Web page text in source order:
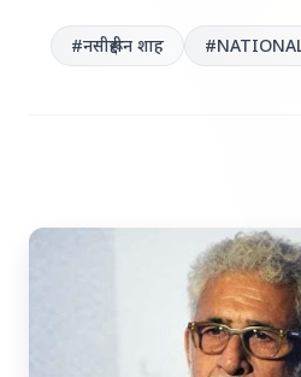
#नसीरूद्दीन शाह